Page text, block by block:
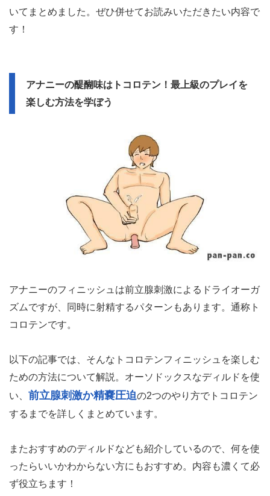
いてまとめました。ぜひ併せてお読みいただきたい内容で
す！
アナニーの醍醐味はトコロテン！最上級のプレイを
楽しむ方法を学ぼう
アナニーのフィニッシュは前立腺刺激によるドライオーガ
ズムですが、同時に射精するパターンもあります。通称ト
コロテンです。
以下の記事では、そんなトコロテンフィニッシュを楽しむ
ための方法について解説。オーソドックスなディルドを使
い、 前立腺刺激か精嚢圧迫の2つのやり方でトコロテン
するまでを詳しくまとめています。
またおすすめのディルドなども紹介しているので、何を使
ったらいいかわからない方にもおすすめ。内容も濃くて必
ず役立ちます！